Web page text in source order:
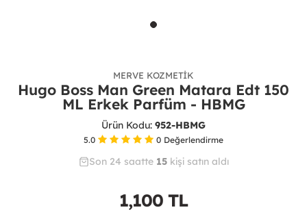
MERVE KOZMETIK
Hugo Boss Man Green Matara Edt 150
ML Erkek Parfüm - HBMG
Ürün Kodu: 952-HBMG
5.0 0 Değerlendirme
26 38
Son 24 saatte 15 kişi satın aldı
1,100 TL